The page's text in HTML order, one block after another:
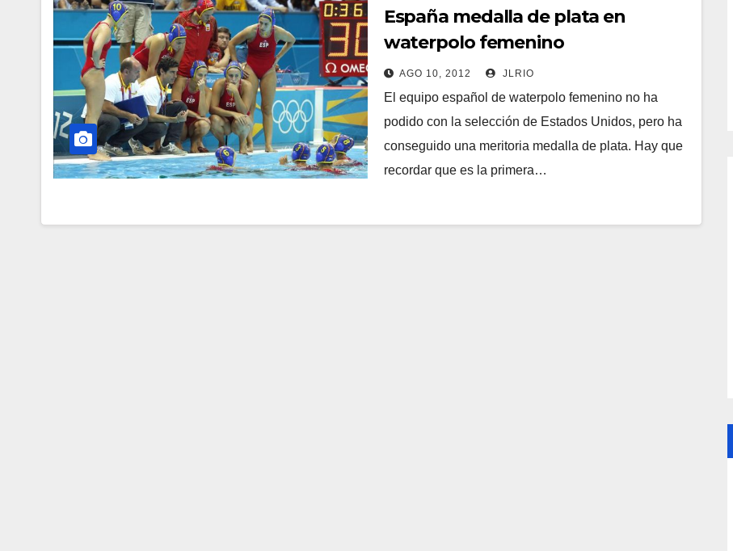
España medalla de plata en
waterpolo femenino
AGO 10, 2012 JLRIO
El equipo español de waterpolo femenino no ha
podido con la selección de Estados Unidos, pero ha
conseguido una meritoria medalla de plata. Hay que
recordar que es la primera…